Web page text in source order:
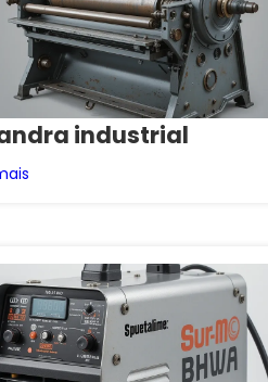
industrial